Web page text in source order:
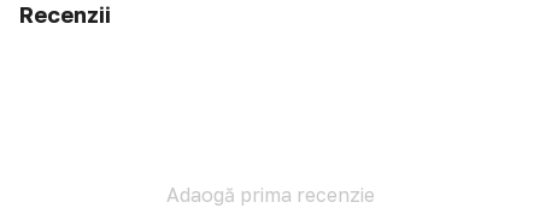
Recenzii
Adaogă prima recenzie